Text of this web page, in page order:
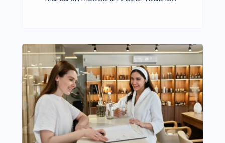
protección de marcas en auge en
2026, el registro de marca en
México se presenta como una
herramienta clave para garantizar la
longevidad y éxito de tu negocio.
Descubre en esta guía todo lo que
[…]